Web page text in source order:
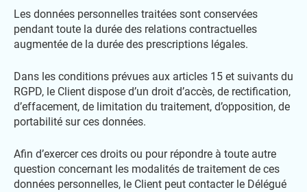
Les données personnelles traitées sont conservées
pendant toute la durée des relations contractuelles
augmentée de la durée des prescriptions légales.
Dans les conditions prévues aux articles 15 et suivants du
RGPD, le Client dispose d’un droit d’accès, de rectification,
d’effacement, de limitation du traitement, d’opposition, de
portabilité sur ces données.
Afin d’exercer ces droits ou pour répondre à toute autre
question concernant les modalités de traitement de ces
données personnelles, le Client peut contacter le Délégué